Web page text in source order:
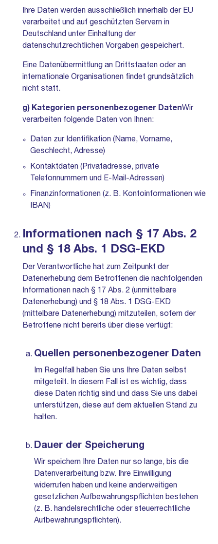
Ihre Daten werden ausschließlich innerhalb der EU
verarbeitet und auf geschützten Servern in
Deutschland unter Einhaltung der
datenschutzrechtlichen Vorgaben gespeichert.
Eine Datenübermittlung an Drittstaaten oder an
internationale Organisationen findet grundsätzlich
nicht statt.
g) Kategorien personenbezogener DatenWir
verarbeiten folgende Daten von Ihnen:
Daten zur Identifikation (Name, Vorname,
Geschlecht, Adresse)
Kontaktdaten (Privatadresse, private
Telefonnummern und E-Mail-Adressen)
Finanzinformationen (z. B. Kontoinformationen wie
IBAN)
Informationen nach § 17 Abs. 2
und § 18 Abs. 1 DSG-EKD
Der Verantwortliche hat zum Zeitpunkt der
Datenerhebung dem Betroffenen die nachfolgenden
Informationen nach § 17 Abs. 2 (unmittelbare
Datenerhebung) und § 18 Abs. 1 DSG-EKD
(mittelbare Datenerhebung) mitzuteilen, sofern der
Betroffene nicht bereits über diese verfügt:
Quellen personenbezogener Daten
Im Regelfall haben Sie uns Ihre Daten selbst
mitgeteilt. In diesem Fall ist es wichtig, dass
diese Daten richtig sind und dass Sie uns dabei
unterstützen, diese auf dem aktuellen Stand zu
halten.
Dauer der Speicherung
Wir speichern Ihre Daten nur so lange, bis die
Datenverarbeitung bzw. Ihre Einwilligung
widerrufen haben und keine anderweitigen
gesetzlichen Aufbewahrungspflichten bestehen
(z. B. handelsrechtliche oder steuerrechtliche
Aufbewahrungspflichten).